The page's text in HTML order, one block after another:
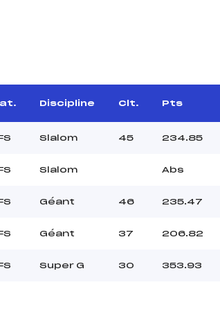
Discipline Clt. Pts
Slalom 45 234.85
Slalom Abs
Géant 46 235.47
Géant 37 206.82
Super G 30 353.93